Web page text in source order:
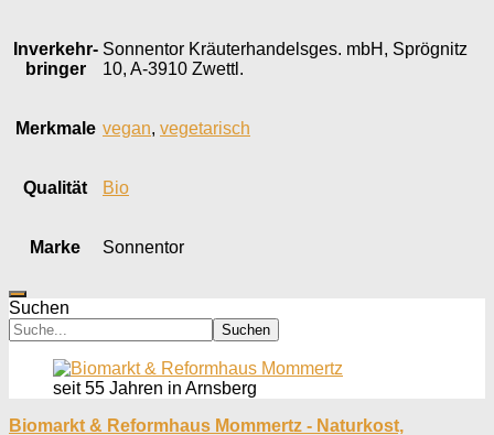
Inverkehr­
bringer
Sonnentor Kräuterhandelsges. mbH, Sprögnitz
10, A-3910 Zwettl.
Merkmale vegan, vegetarisch
Qualität Bio
Marke Sonnentor
Suchen
Suchen
seit 55 Jahren in Arnsberg
Biomarkt & Reformhaus Mommertz - Naturkost,